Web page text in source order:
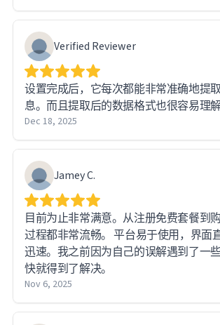
Verified Reviewer
设置完成后，它每次都能非常准确地提
息。而且提取后的数据格式也很容易理解
Dec 18, 2025
Jamey C.
目前为止非常满意。从注册免费套餐到
过程都非常流畅。 平台易于使用，界面
迅速。我之前因为自己的误解遇到了一
快就得到了解决。
Nov 6, 2025